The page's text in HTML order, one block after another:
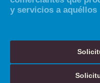
y servicios a aquéllos